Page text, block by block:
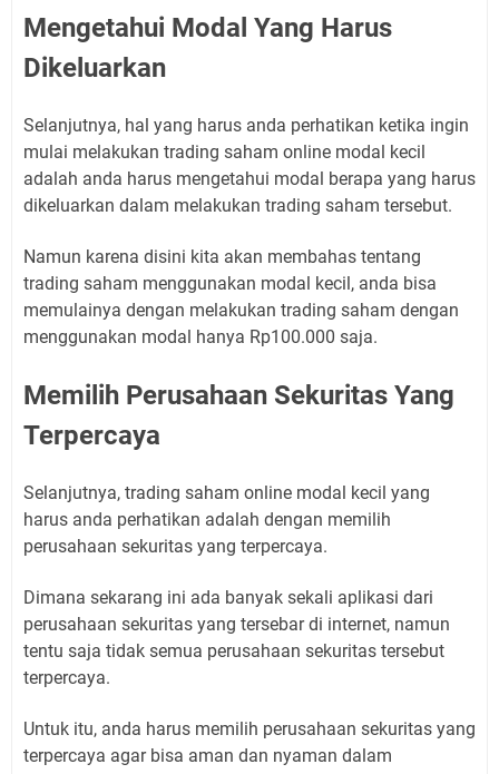
Mengetahui Modal Yang Harus
Dikeluarkan
Selanjutnya, hal yang harus anda perhatikan ketika ingin
mulai melakukan trading saham online modal kecil
adalah anda harus mengetahui modal berapa yang harus
dikeluarkan dalam melakukan trading saham tersebut.
Namun karena disini kita akan membahas tentang
trading saham menggunakan modal kecil, anda bisa
memulainya dengan melakukan trading saham dengan
menggunakan modal hanya Rp100.000 saja.
Memilih Perusahaan Sekuritas Yang
Terpercaya
Selanjutnya, trading saham online modal kecil yang
harus anda perhatikan adalah dengan memilih
perusahaan sekuritas yang terpercaya.
Dimana sekarang ini ada banyak sekali aplikasi dari
perusahaan sekuritas yang tersebar di internet, namun
tentu saja tidak semua perusahaan sekuritas tersebut
terpercaya.
Untuk itu, anda harus memilih perusahaan sekuritas yang
terpercaya agar bisa aman dan nyaman dalam